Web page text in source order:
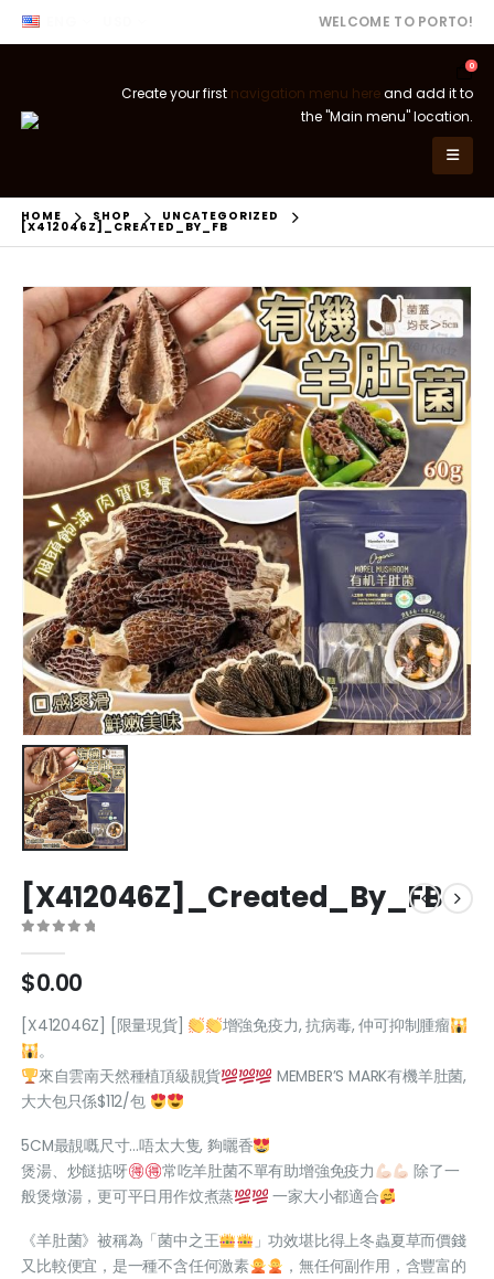
WELCOME TO PORTO!
0
Create your first navigation menu hereand add it to
the "Main menu" location.
HOME SHOP UNCATEGORIZED
[X412046Z]_CREATED_BY_FB
[X412046Z]_Created_By_FB
$0.00
[X412046Z] [限量現貨]
增強免疫力, 抗病毒, 仲可抑制腫瘤
。
來自雲南天然種植頂級靚貨
MEMBER’S MARK有機羊肚菌,
大大包只係$112/包
5CM最靚嘅尺寸…唔太大隻, 夠曬香
煲湯、炒餸掂呀
常吃羊肚菌不單有助增強免疫力
除了一
般煲燉湯，更可平日用作炆煮蒸
一家大小都適合
《羊肚菌》被稱為「菌中之王
」功效堪比得上冬蟲夏草而價錢
又比較便宜，是一種不含任何激素
，無任何副作用，含豐富的